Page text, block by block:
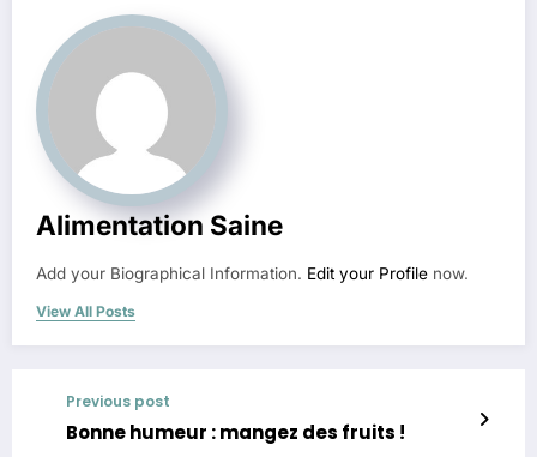
Alimentation Saine
Add your Biographical Information. Edit your Profile now.
View All Posts
Previous post
Bonne humeur : mangez des fruits !